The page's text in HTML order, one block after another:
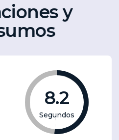
y
8.2
Segundos